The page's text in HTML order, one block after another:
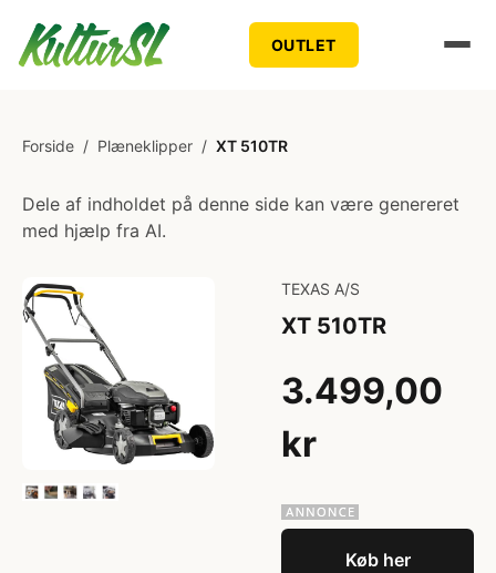
OUTLET
Forside / Plæneklipper / XT 510TR
Dele af indholdet på denne side kan være genereret
med hjælp fra AI.
TEXAS A/S
XT 510TR
3.499,00
kr
Køb her